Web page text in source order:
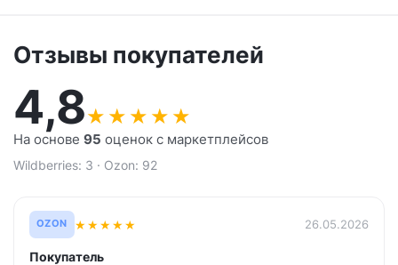
Отзывы покупателей
4,8★ ★ ★ ★ ★
На основе 95 оценок с маркетплейсов
Wildberries: 3 · Ozon: 92
OZON ★★★★★ 26.05.2026
Покупатель